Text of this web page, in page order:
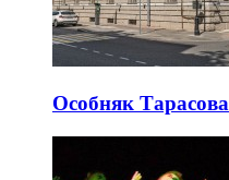
Особняк Тарасова